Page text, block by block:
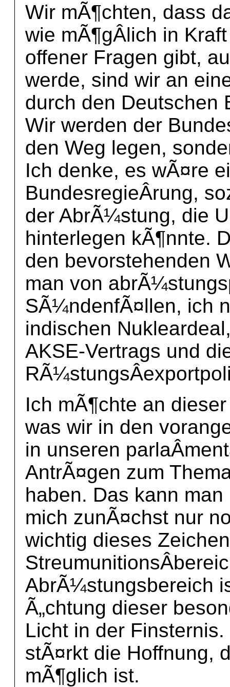
Wir mÃ¶chten, dass
wie mÃ¶gÂ­lich in
offener Fragen gibt,
werde, sind wir an
durch den Deutschen
Wir werden der
den Weg legen,
Ich denke, es wÃ¤re
BundesregieÂ­rung,
der AbrÃ¼stung, die
hinterlegen kÃ¶nnte.
den bevorstehenden
man von
SÃ¼ndenfÃ¤llen, ich
indischen
AKSE-Vertrags und
Ich mÃ¶chte an
was wir in den
in unseren
AntrÃ¤gen zum
haben. Das kann
mich zunÃ¤chst nur
wichtig dieses
AbrÃ¼stungsbereich
Ã„chtung dieser
Licht in der
stÃ¤rkt die Hoffnung,
mÃ¶glich ist.